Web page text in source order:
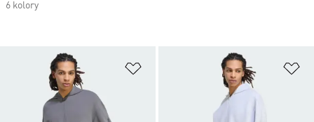
Dodaj do listy życzeń
6 kolory